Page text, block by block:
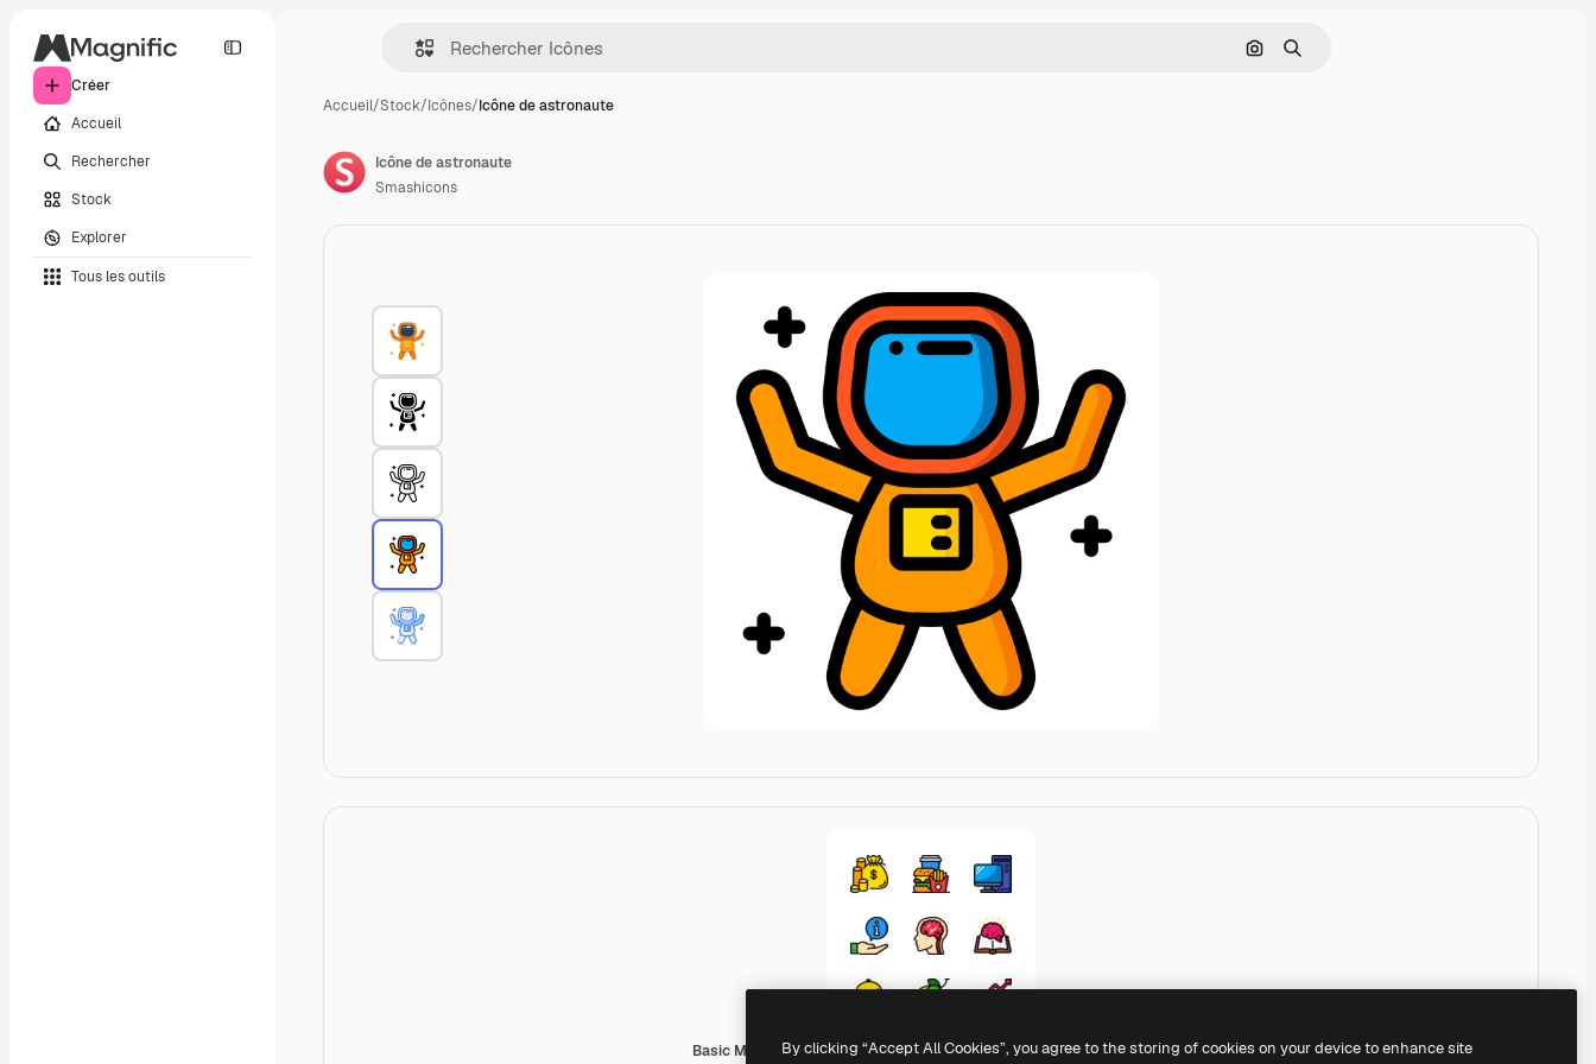
Créer
Accueil
Rechercher
Stock
Explorer
Tous les outils
Rechercher par image
Rechercher
Accueil/Stock/Icônes/Icône de astronaute
Basic Miscellany Lineal Color
Icône de astronaute
Smashicons
By clicking “Accept All Cookies”, you agree to the storing of cookies on your device to enhance site